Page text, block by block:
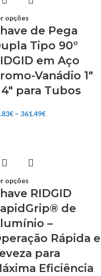
opções
de Pega
Tipo 90°
em Aço
Vanádio 1″
4″ para Tubos
€ – 361.49€
opções
RIDGID
de
–
Rápida e
para
Eficiência